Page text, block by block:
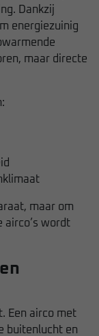
Dankzij
energiezuinig
maar directe
maar om
airco’s wordt
Een airco met
buitenlucht en